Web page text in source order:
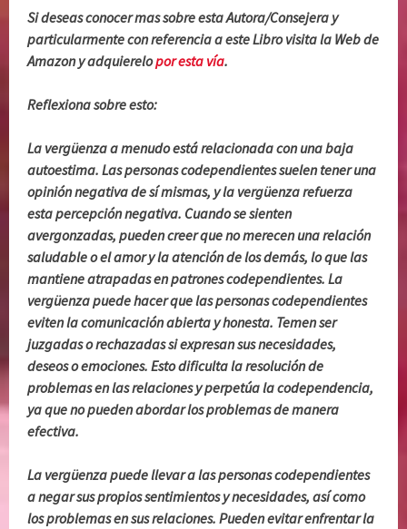
Si deseas conocer mas sobre esta Autora/Consejera y
particularmente con referencia a este Libro visita la Web de
Amazon y adquierelopor esta vía.
Reflexiona sobre esto:
La vergüenza a menudo está relacionada con una baja
autoestima. Las personas codependientes suelen tener una
opinión negativa de sí mismas, y la vergüenza refuerza
esta percepción negativa. Cuando se sienten
avergonzadas, pueden creer que no merecen una relación
saludable o el amor y la atención de los demás, lo que las
mantiene atrapadas en patrones codependientes. La
vergüenza puede hacer que las personas codependientes
eviten la comunicación abierta y honesta. Temen ser
juzgadas o rechazadas si expresan sus necesidades,
deseos o emociones. Esto dificulta la resolución de
problemas en las relaciones y perpetúa la codependencia,
ya que no pueden abordar los problemas de manera
efectiva.
La vergüenza puede llevar a las personas codependientes
a negar sus propios sentimientos y necesidades, así como
los problemas en sus relaciones. Pueden evitar enfrentar la